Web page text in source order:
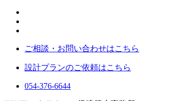
ご相談・お問い合わせはこちら
設計プランのご依頼はこちら
054-376-6644